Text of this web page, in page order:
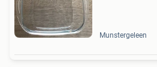
Munstergeleen